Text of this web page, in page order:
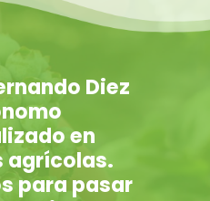
Diez
en
agrícolas.
para pasar